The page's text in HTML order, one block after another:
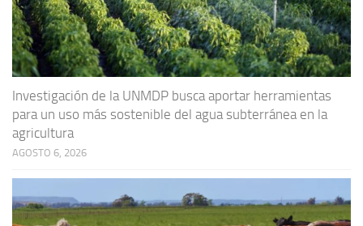
Investigación de la UNMDP busca aportar herramientas
para un uso más sostenible del agua subterránea en la
agricultura
AGOSTO 6, 2026